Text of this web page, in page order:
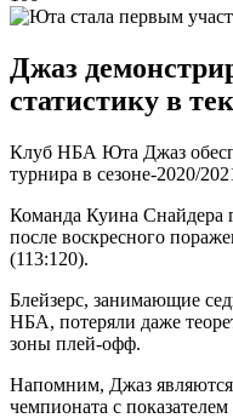
Джаз
статистику в
Клуб НБА Юта Джаз
турнира в сезоне-2020/
Команда Куина Снайдера
после воскресного
(113:120).
Блейзерс, занимающие
НБА, потеряли даже
зоны плей-офф.
Напомним, Джаз
чемпионата с показателем